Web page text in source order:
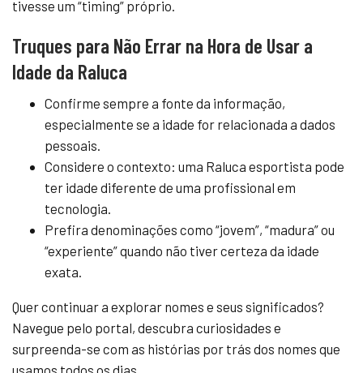
tivesse um “timing” próprio.
Truques para Não Errar na Hora de Usar a
Idade da Raluca
Confirme sempre a fonte da informação,
especialmente se a idade for relacionada a dados
pessoais.
Considere o contexto: uma Raluca esportista pode
ter idade diferente de uma profissional em
tecnologia.
Prefira denominações como “jovem”, “madura” ou
“experiente” quando não tiver certeza da idade
exata.
Quer continuar a explorar nomes e seus significados?
Navegue pelo portal, descubra curiosidades e
surpreenda-se com as histórias por trás dos nomes que
usamos todos os dias.